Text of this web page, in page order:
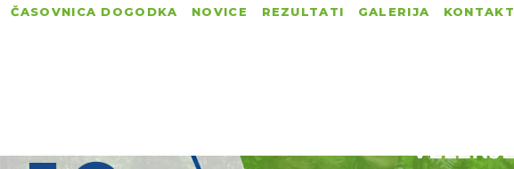
ČASOVNICA DOGODKA NOVICE REZULTATI GALERIJA KONTAKT